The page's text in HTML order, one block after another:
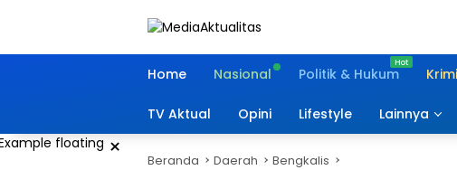
Home
Nasional Politik & Hukum
TV Aktual Opini Lifestyle Lainnya
× Beranda Daerah Bengkalis